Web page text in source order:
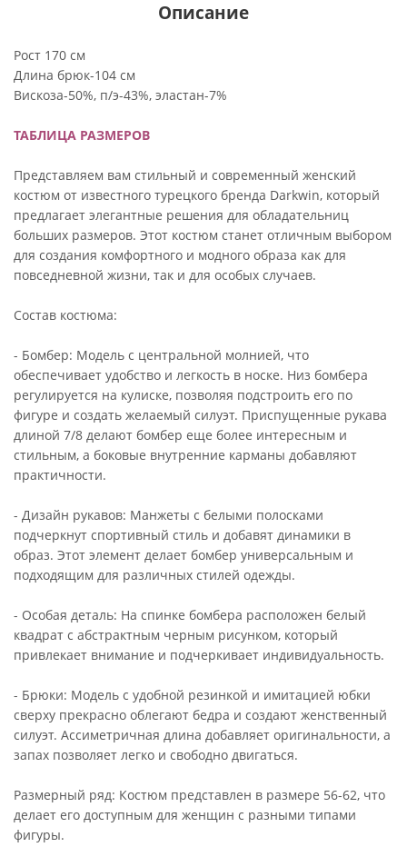
Описание
Рост 170 см
Длина брюк-104 см
Вискоза-50%, п/э-43%, эластан-7%
ТАБЛИЦА РАЗМЕРОВ
Представляем вам стильный и современный женский
костюм от известного турецкого бренда Darkwin, который
предлагает элегантные решения для обладательниц
больших размеров. Этот костюм станет отличным выбором
для создания комфортного и модного образа как для
повседневной жизни, так и для особых случаев.
Состав костюма:
- Бомбер: Модель с центральной молнией, что
обеспечивает удобство и легкость в носке. Низ бомбера
регулируется на кулиске, позволяя подстроить его по
фигуре и создать желаемый силуэт. Приспущенные рукава
длиной 7/8 делают бомбер еще более интересным и
стильным, а боковые внутренние карманы добавляют
практичности.
- Дизайн рукавов: Манжеты с белыми полосками
подчеркнут спортивный стиль и добавят динамики в
образ. Этот элемент делает бомбер универсальным и
подходящим для различных стилей одежды.
- Особая деталь: На спинке бомбера расположен белый
квадрат с абстрактным черным рисунком, который
привлекает внимание и подчеркивает индивидуальность.
- Брюки: Модель с удобной резинкой и имитацией юбки
сверху прекрасно облегают бедра и создают женственный
силуэт. Ассиметричная длина добавляет оригинальности, а
запах позволяет легко и свободно двигаться.
Размерный ряд: Костюм представлен в размере 56-62, что
делает его доступным для женщин с разными типами
фигуры.